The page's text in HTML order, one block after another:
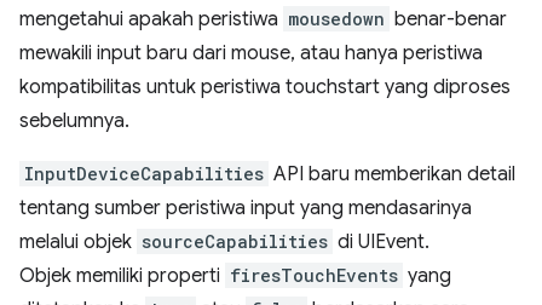
mengetahui apakah peristiwa mousedown benar-benar
mewakili input baru dari mouse, atau hanya peristiwa
kompatibilitas untuk peristiwa touchstart yang diproses
sebelumnya.
InputDeviceCapabilities API baru memberikan detail
tentang sumber peristiwa input yang mendasarinya
melalui objek sourceCapabilities di UIEvent.
Objek memiliki properti firesTouchEvents yang